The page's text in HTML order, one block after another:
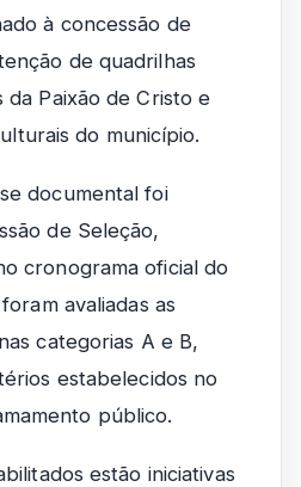
à concessão de
de quadrilhas
da Paixão de Cristo e
do município.
documental foi
de Seleção,
cronograma oficial do
avaliadas as
categorias A e B,
estabelecidos no
público.
estão iniciativas